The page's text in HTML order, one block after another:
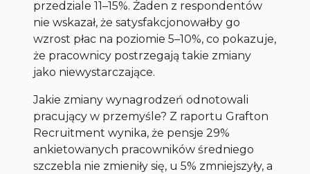
przedziale 11–15%. Żaden z respondentów
nie wskazał, że satysfakcjonowałby go
wzrost płac na poziomie 5–10%, co pokazuje,
że pracownicy postrzegają takie zmiany
jako niewystarczające.
Jakie zmiany wynagrodzeń odnotowali
pracujący w przemyśle? Z raportu Grafton
Recruitment wynika, że pensje 29%
ankietowanych pracowników średniego
szczebla nie zmieniły się, u 5% zmniejszyły, a